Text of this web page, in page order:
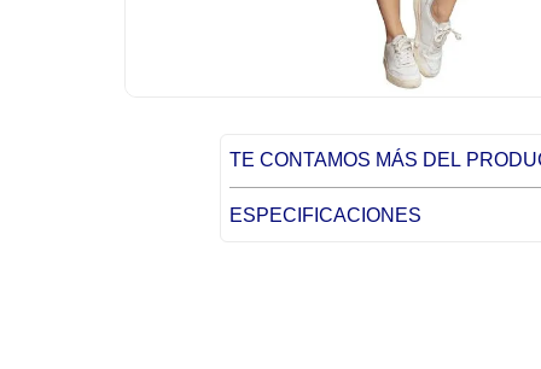
TE CONTAMOS MÁS DEL
ESPECIFICACIONES